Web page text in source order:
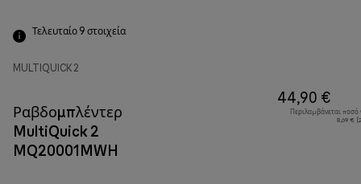
Τελευταίο 9 στοιχεία
MULTIQUICK 2
Ραβδομπλέντερ
MultiQuick 2
MQ20001MWH
44,90 €
Περιλαμβάνεται
8,69 €